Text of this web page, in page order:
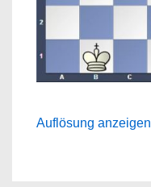
Auflösung anzeigen